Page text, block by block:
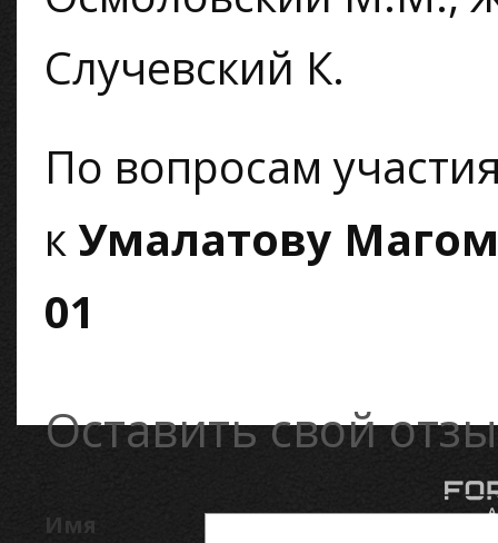
Случевский К.
По вопросам
кУмалатову
01
Оставить свой
Имя